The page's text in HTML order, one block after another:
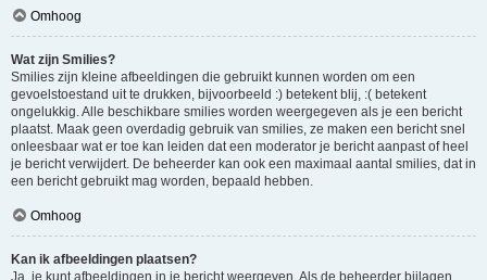
Omhoog
Wat zijn Smilies?
Smilies zijn kleine afbeeldingen die gebruikt kunnen worden om een
gevoelstoestand uit te drukken, bijvoorbeeld :) betekent blij, :( betekent
ongelukkig. Alle beschikbare smilies worden weergegeven als je een bericht
plaatst. Maak geen overdadig gebruik van smilies, ze maken een bericht snel
onleesbaar wat er toe kan leiden dat een moderator je bericht aanpast of heel
je bericht verwijdert. De beheerder kan ook een maximaal aantal smilies, dat in
een bericht gebruikt mag worden, bepaald hebben.
Omhoog
Kan ik afbeeldingen plaatsen?
Ja, je kunt afbeeldingen in je bericht weergeven. Als de beheerder bijlagen